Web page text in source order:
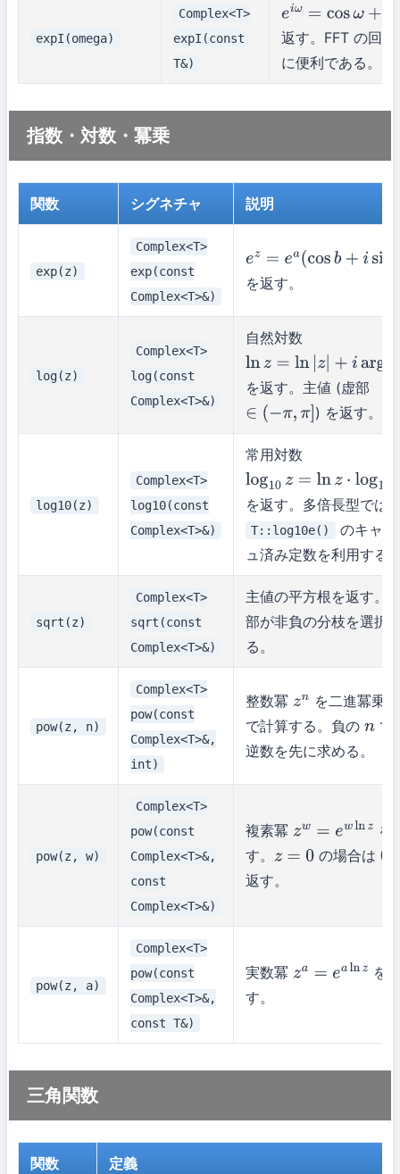
expI(omega)
Complex<T>
expI(const
T&)
eiω =cosω+isin
返す。FFT の回
に便利である。
指数・対数・冪乗
関数 シグネチャ 説明
exp(z)
Complex<T>
exp(const
Complex<T>&)
ez =e a(cosb+isinb)
を返す。
log(z)
Complex<T>
log(const
Complex<T>&)
自然対数
lnz= ln| z|+ arg(z)
を返す。主値 (虚部
∈ −π,π] ) を返す。
log10(z)
Complex<T>
log10(const
Complex<T>&)
常用対数
log10 z=ln z⋅log 10e
を返す。多倍長型では
T::log10e()
のキャ
ュ済み定数を利用する
sqrt(z)
Complex<T>
sqrt(const
Complex<T>&)
主値の平方根を返す。
部が非負の分枝を選択
る。
pow(z, n)
Complex<T>
pow(const
Complex<T>&,
int)
整数冪 zn を二進冪乗法
で計算する。負の nで
逆数を先に求める。
pow(z, w)
Complex<T>
pow(const
Complex<T>&,
const
Complex<T>&)
複素冪 zw =e wlnz
を
す。 z=0 の場合は0
返す。
pow(z, a)
Complex<T>
pow(const
Complex<T>&,
const T&)
実数冪 za =ealnz
を
す。
三角関数
関数 定義